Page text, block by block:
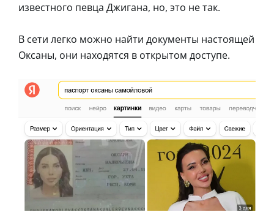
известного певца Джигана, но, это не так.
В сети легко можно найти документы настоящей
Оксаны, они находятся в открытом доступе.